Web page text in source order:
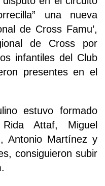
una nueva
de Cross Famu’,
de Cross por
infantiles del Club
presentes en el
estuvo formado
Attaf, Miguel
Antonio Martínez y
consiguieron subir